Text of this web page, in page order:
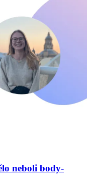
neboli body-